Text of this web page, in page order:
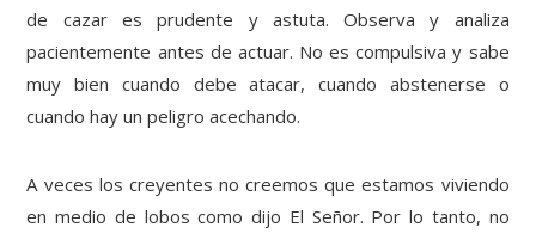
de cazar es prudente y astuta. Observa y analiza
pacientemente antes de actuar. No es compulsiva y sabe
muy bien cuando debe atacar, cuando abstenerse o
cuando hay un peligro acechando.
A veces los creyentes no creemos que estamos viviendo
en medio de lobos como dijo El Señor. Por lo tanto, no